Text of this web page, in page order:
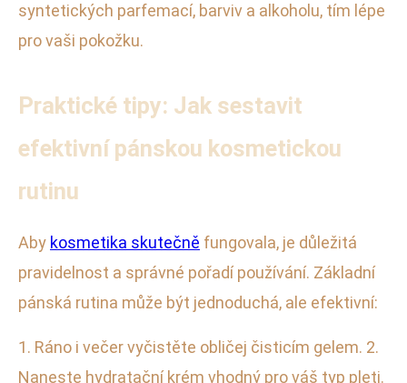
syntetických parfemací, barviv a alkoholu, tím lépe
pro vaši pokožku.
Praktické tipy: Jak sestavit
efektivní pánskou kosmetickou
rutinu
Aby kosmetika skutečně fungovala, je důležitá
pravidelnost a správné pořadí používání. Základní
pánská rutina může být jednoduchá, ale efektivní:
1. Ráno i večer vyčistěte obličej čisticím gelem. 2.
Naneste hydratační krém vhodný pro váš typ pleti.